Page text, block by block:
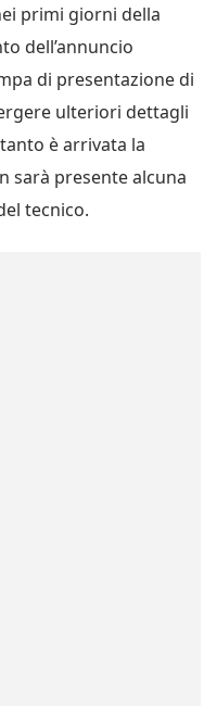
primi giorni della
dell’annuncio
di presentazione di
ulteriori dettagli
è arrivata la
sarà presente alcuna
tecnico.